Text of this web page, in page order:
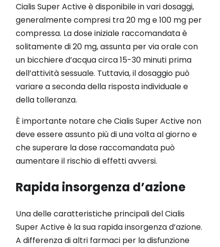
Cialis Super Active è disponibile in vari dosaggi,
generalmente compresi tra 20 mg e 100 mg per
compressa. La dose iniziale raccomandata è
solitamente di 20 mg, assunta per via orale con
un bicchiere d’acqua circa 15-30 minuti prima
dell’attività sessuale. Tuttavia, il dosaggio può
variare a seconda della risposta individuale e
della tolleranza.
È importante notare che Cialis Super Active non
deve essere assunto più di una volta al giorno e
che superare la dose raccomandata può
aumentare il rischio di effetti avversi.
Rapida insorgenza d’azione
Una delle caratteristiche principali del Cialis
Super Active è la sua rapida insorgenza d’azione.
A differenza di altri farmaci per la disfunzione